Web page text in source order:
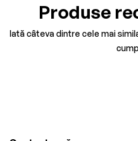
Produse
Iată câteva dintre cele mai